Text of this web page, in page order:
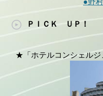
●野
ＰＩＣＫ ＵＰ！
★「ホテルコンシェルジ